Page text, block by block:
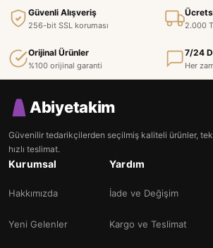
Güvenli Alışveriş
256-bit SSL koruması 2.000
Orijinal Ürünler
%100 orijinal garanti
7/24
Her
Abiyetakim
Güvenilir tedarikçilerden seçilmiş kaliteli ürünler,
hızlı teslimat.
Kurumsal
Hakkımızda
Yeni Gelenler
Yardım
İade ve Değişim
Kargo ve Teslimat